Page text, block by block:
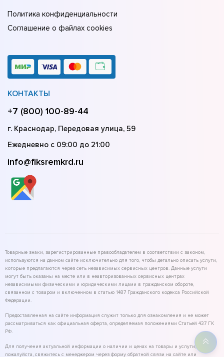
Политика конфиденциальности
Соглашение о файлах cookies
КОНТАКТЫ
+7 (800) 100-89-44
г. Краснодар, Передовая улица, 59
Ежедневно с 09:00 до 21:00
info@fiksremkrd.ru
Товарные знаки, зарегистрированные правообладателем в соответствии с законом,
используются на данном сайте исключительно для того, чтобы детально описать услуги,
которые предлагаются через сеть независимых сервисных центров. Данные услуги
могут быть оказаны на месте или в неавторизованных сервисных центрах
независимыми физическими и юридическими лицами в гражданском обороте,
связанном с товаром и включенном в статью 1487 Гражданского кодекса Российской
Федерации.
Предоставленная на сайте информация служит только для ознакомления и не может
рассматриваться как официальная оферта, определяемая положениями Статьей 437 ГК
РФ.
Для получения актуальной информации о наличии и ценах на товары и услуги,
пожалуйста, свяжитесь с менеджером через форму обратной связи на сайте или